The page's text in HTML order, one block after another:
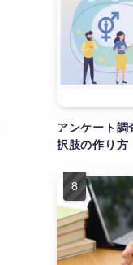
アンケート調
択肢の作り方